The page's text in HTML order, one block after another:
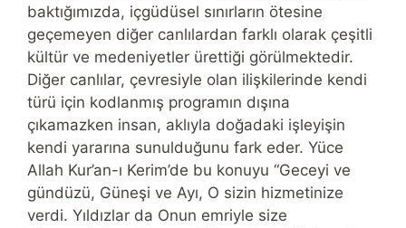
baktığımızda, içgüdüsel sınırların ötesine
geçemeyen diğer canlılardan farklı olarak çeşitli
kültür ve medeniyetler ürettiği görülmektedir.
Diğer canlılar, çevresiyle olan ilişkilerinde kendi
türü için kodlanmış programın dışına
çıkamazken insan, aklıyla doğadaki işleyişin
kendi yararına sunulduğunu fark eder. Yüce
Allah Kur’an-ı Kerim’de bu konuyu “Geceyi ve
gündüzü, Güneşi ve Ayı, O sizin hizmetinize
verdi. Yıldızlar da Onun emriyle size